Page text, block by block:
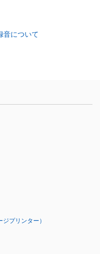
音について
ジプリンター）